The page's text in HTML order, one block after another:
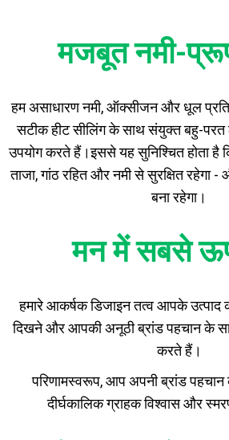
मजबूत नमी-
हम असाधारण नमी, ऑक्सीजन और धूल
सटीक हीट सीलिंग के साथ संयुक्त बहु-परत
उपयोग करते हैं।इससे यह सुनिश्चित होता है
ताजा, गांठ रहित और नमी से सुरक्षित रहेगा
बना रहेगा।
मन में सबसे
हमारे आकर्षक डिजाइन तत्व आपके उत्पाद
दिखने और आपकी अनूठी ब्रांड पहचान के
करते हैं।
परिणामस्वरूप, आप अपनी ब्रांड
दीर्घकालिक ग्राहक विश्वास और